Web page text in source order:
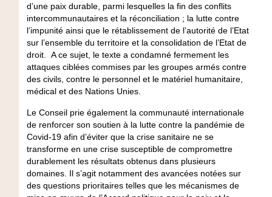
d’une paix durable, parmi lesquelles la fin des conflits
intercommunautaires et la réconciliation ; la lutte contre
l’impunité ainsi que le rétablissement de l’autorité de l’Etat
sur l’ensemble du territoire et la consolidation de l’Etat de
droit. A ce sujet, le texte a condamné fermement les
attaques ciblées commises par les groupes armés contre
des civils, contre le personnel et le matériel humanitaire,
médical et des Nations Unies.
Le Conseil prie également la communauté internationale
de renforcer son soutien à la lutte contre la pandémie de
Covid-19 afin d’éviter que la crise sanitaire ne se
transforme en une crise susceptible de compromettre
durablement les résultats obtenus dans plusieurs
domaines. Il s’agit notamment des avancées notées sur
des questions prioritaires telles que les mécanismes de